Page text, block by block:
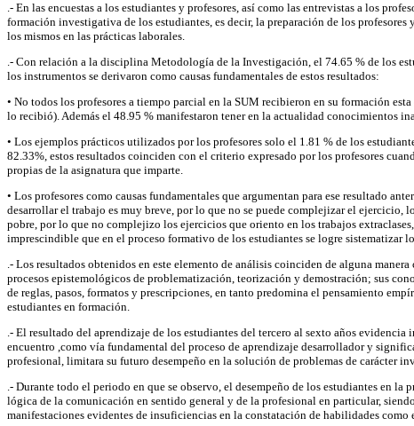
.- En las encuestas a los estudiantes y profesores, así como las entrevistas a los
formación investigativa de los estudiantes, es decir, la preparación de los
los mismos en las prácticas laborales.
.- Con relación a la disciplina Metodología de la Investigación, el 74.65 % de los
los instrumentos se derivaron como causas fundamentales de estos resultados:
• No todos los profesores a tiempo parcial en la SUM recibieron en su formación
lo recibió). Además el 48.95 % manifestaron tener en la actualidad conocimientos
• Los ejemplos prácticos utilizados por los profesores solo el 1.81 % de los
82.33%, estos resultados coinciden con el criterio expresado por los profesores
propias de la asignatura que imparte.
• Los profesores como causas fundamentales que argumentan para ese resultado
desarrollar el trabajo es muy breve, por lo que no se puede complejizar el
pobre, por lo que no complejizo los ejercicios que oriento en los trabajos
imprescindible que en el proceso formativo de los estudiantes se logre
.- Los resultados obtenidos en este elemento de análisis coinciden de alguna
procesos epistemológicos de problematización, teorización y demostración; sus
de reglas, pasos, formatos y prescripciones, en tanto predomina el pensamiento
estudiantes en formación.
.- El resultado del aprendizaje de los estudiantes del tercero al sexto años
encuentro ,como vía fundamental del proceso de aprendizaje desarrollador y
profesional, limitara su futuro desempeño en la solución de problemas de carácter
.- Durante todo el periodo en que se observo, el desempeño de los estudiantes en la
lógica de la comunicación en sentido general y de la profesional en particular,
manifestaciones evidentes de insuficiencias en la constatación de habilidades